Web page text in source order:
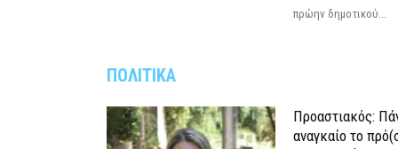
πρώην δημοτικού...
ΠΟΛΙΤΙΚΑ
Προαστιακός:
αναγκαίο το